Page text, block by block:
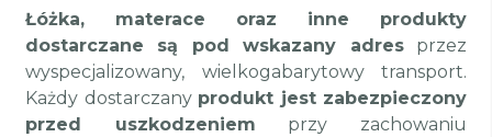
Łóżka, materace oraz inne produkty
dostarczane są pod wskazany adresprzez
wyspecjalizowany, wielkogabarytowy transport.
Każdy dostarczany produkt jest zabezpieczony
przed uszkodzeniem przy zachowaniu